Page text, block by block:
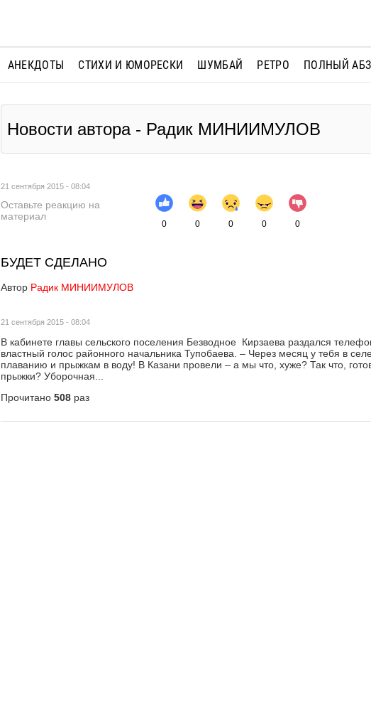
АНЕКДОТЫ СТИХИ И ЮМОРЕСКИ ШУМБАЙ РЕТРО ПОЛНЫЙ
Новости автора - Радик МИНИИМУЛОВ
21 сентября 2015 - 08:04
Оставьте реакцию на
материал
0 0 0 0 0
БУДЕТ СДЕЛАНО
Автор Радик МИНИИМУЛОВ
21 сентября 2015 - 08:04
В кабинете главы сельского поселения Безводное Кирзаева раздался
властный голос районного начальника Тупобаева. – Через месяц у тебя в
плаванию и прыжкам в воду! В Казани провели – а мы что, хуже? Так что,
прыжки? Уборочная...
Прочитано 508 раз